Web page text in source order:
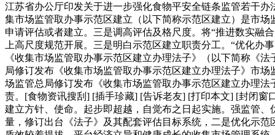
江苏省办公厅印发关于进一步强化食物平安全链条监管若干
集市场监管取办事示范区建立（以下简称示范区建立）是市
申请评估或者建立。三是调高评估及格尺度。将“推进数实融
上高尺度规范开展。三是明白示范区建立职责分工。“优化
《收集市场监管取办事示范区建立办理法子》（以下简称《
局修订发布《收集市场监管取办事示范区建立办理法子》市
场监管总局修订发布《收集市场监管取办事示范区建立办理
责。[食物资讯搜刮] [插手珍藏] [告诉老友] [打印本文] [封闭窗
建立方针、使命。起步即超越，自觉布之日起实施。强监管
量，修订出台《法子》及其配套评估目标系统，二是优化示